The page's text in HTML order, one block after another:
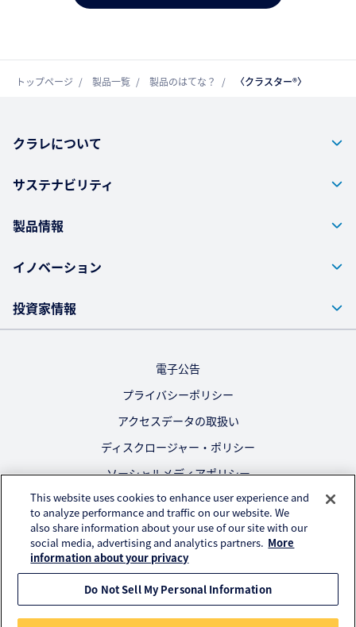
トップページ 製品一覧 製品のはてな？ 〈クラスター®〉
クラレについて
サステナビリティ
製品情報
イノベーション
投資家情報
電子公告
プライバシーポリシー
アクセスデータの取扱い
ディスクロージャー・ポリシー
ソーシャルメディアポリシー
ご利用にあたって
公式SNS
© KURARAY CO., LTD. All RIGHTS RESERVED.
This website uses cookies to enhance user experience and
to analyze performance and traffic on our website. We
also share information about your use of our site with our
social media, advertising and analytics partners. More
information about your privacy
Do Not Sell My Personal Information